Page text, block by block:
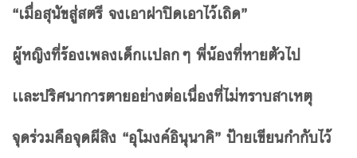
“เมื่อสุนัขสู่สตรี จงเอาฝาปิดเอาไว้เถิด”
ผู้หญิงที่ร้องเพลงเด็กเเปลกๆ พี่น้องที่หายตัวไป
เเละปริศนาการตายอย่างต่อเนื่องที่ไม่ทราบสาเหตุ
จุดร่วมคือจุดผีสิง “อุโมงค์อินุนาคิ” ป้ายเขียนกำกับไว้